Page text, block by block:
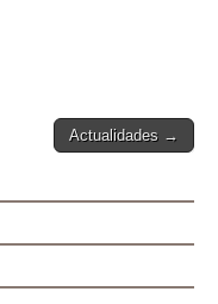
Actualidades →